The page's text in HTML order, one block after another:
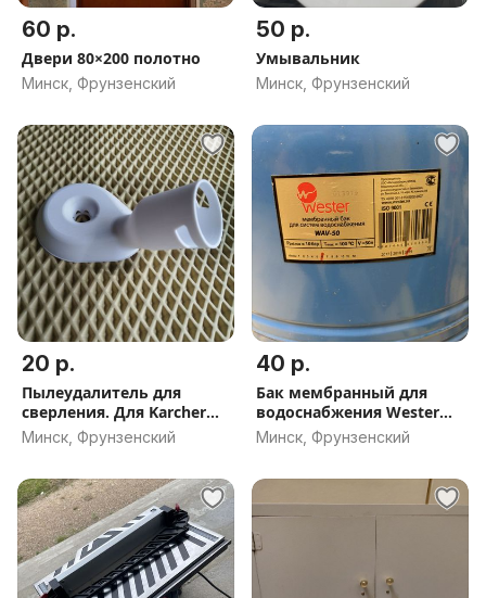
60 р.
Двери 80×200 полотно
Минск, Фрунзенский
50 р.
Умывальник
Минск, Фрунзенский
20 р.
Пылеудалитель для
сверления. Для Karcher
WD 3
Минск, Фрунзенский
40 р.
Бак мембранный для
водоснабжения Wester
WAV 50
Минск, Фрунзенский